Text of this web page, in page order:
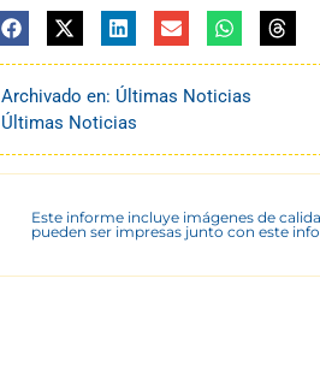
Archivado en: Últimas Noticias
Últimas Noticias
Este informe incluye imágenes de
pueden ser impresas junto con este